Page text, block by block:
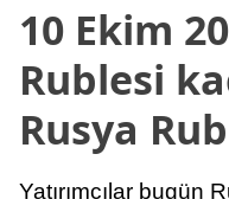
10 Ekim
Rublesi
Rusya
Yatırımcılar bugün